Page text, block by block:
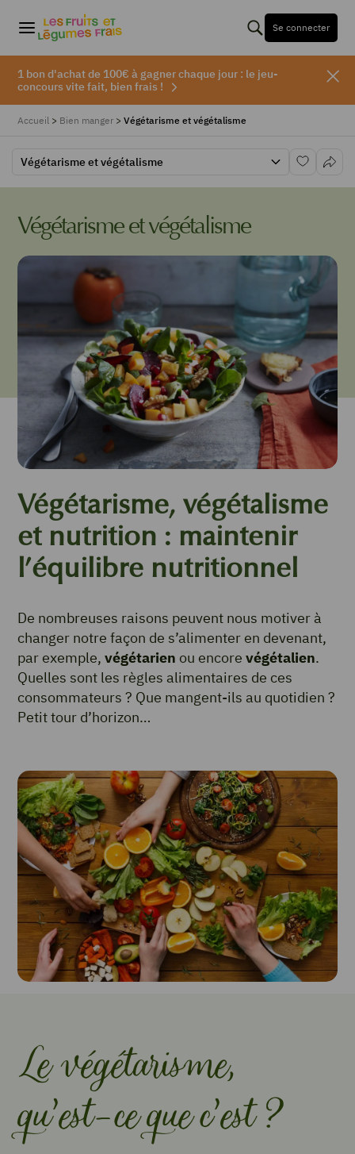
Se connecter
1 bon d'achat de 100€ à gagner chaque jour : le jeu-
concours vite fait, bien frais !
Accueil > Bien manger > Végétarisme et végétalisme
Végétarisme et végétalisme
Végétarisme et végétalisme
Végétarisme, végétalisme
et nutrition : maintenir
l’équilibre nutritionnel
De nombreuses raisons peuvent nous motiver à
changer notre façon de s’alimenter en devenant,
par exemple, végétarien ou encore végétalien.
Quelles sont les règles alimentaires de ces
consommateurs ? Que mangent-ils au quotidien ?
Petit tour d’horizon…
Le végétarisme,
qu’est-ce que c’est ?